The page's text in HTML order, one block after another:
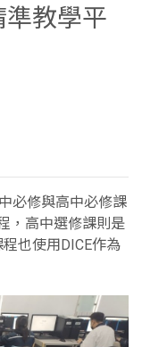
準教學平
必修與高中必修課
，高中選修課則是
也使用DICE作為